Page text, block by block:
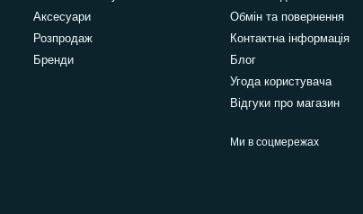
Аксесуари
Розпродаж
Бренди
Обмін та повернення
Контактна інформація
Блог
Угода користувача
Відгуки про магазин
Ми в соцмережах